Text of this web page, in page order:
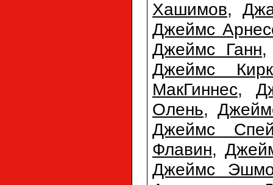
Хашимов,
Джеймс
Джеймс Ганн
Джеймс
МакГиннес,
Олень,
Джеймс
Флавин,
Джеймс